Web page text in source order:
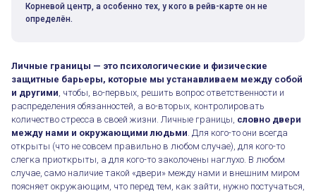
Корневой центр, а особенно тех, у кого в рейв-карте он не
определён.
Личные границы — это психологические и физические
защитные барьеры, которые мы устанавливаем между собой
и другими , чтобы, во-первых, решить вопрос ответственности и
распределения обязанностей, а во-вторых, контролировать
количество стресса в своей жизни. Личные границы, словно двери
между нами и окружающими людьми . Для кого-то они всегда
открыты (что не совсем правильно в любом случае), для кого-то
слегка приоткрыты, а для кого-то заколочены наглухо. В любом
случае, само наличие такой «двери» между нами и внешним миром
поясняет окружающим, что перед тем, как зайти, нужно постучаться,